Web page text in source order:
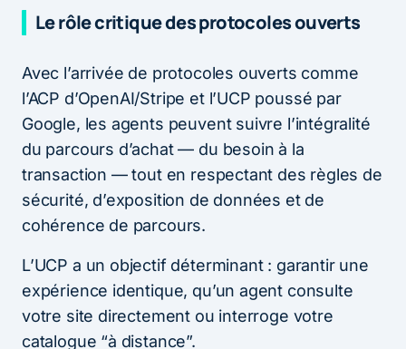
Le rôle critique des protocoles ouverts
Avec l’arrivée de protocoles ouverts comme
l’ACP d’OpenAI/Stripe et l’UCP poussé par
Google, les agents peuvent suivre l’intégralité
du parcours d’achat — du besoin à la
transaction — tout en respectant des règles de
sécurité, d’exposition de données et de
cohérence de parcours.
L’UCP a un objectif déterminant : garantir une
expérience identique, qu’un agent consulte
votre site directement ou interroge votre
catalogue “à distance”.